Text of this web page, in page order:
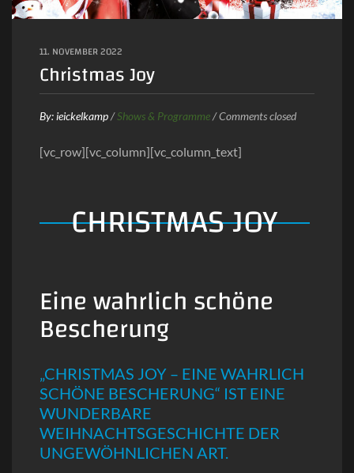
11. NOVEMBER 2022
Christmas Joy
By:ieickelkamp/Shows & Programme/Comments closed
[vc_row][vc_column][vc_column_text]
CHRISTMAS JOY
Eine wahrlich schöne
Bescherung
„CHRISTMAS JOY – EINE WAHRLICH
SCHÖNE BESCHERUNG“ IST EINE
WUNDERBARE
WEIHNACHTSGESCHICHTE DER
UNGEWÖHNLICHEN ART.